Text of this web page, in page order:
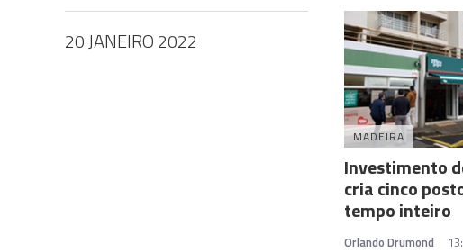
20 JANEIRO 2022
MADEIRA
Investimento
cria cinco
tempo inteiro
Orlando Drumond